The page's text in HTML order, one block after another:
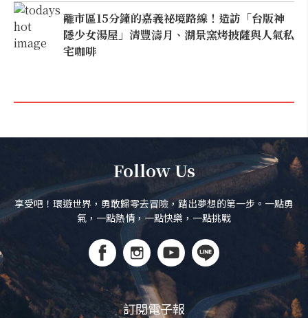
離市區15分鐘的嘉義祕境路線！造訪「台版神
隱少女湯屋」清豐濤月、湖景窯烤披薩與人氣私
宅咖啡
Follow Us
享受吧！環遊世界，勇敢歸零去冒險，踏出夢想的第一步。一點勇
氣，一點熱情，一點快樂，一點挑戰
訂閱電子報